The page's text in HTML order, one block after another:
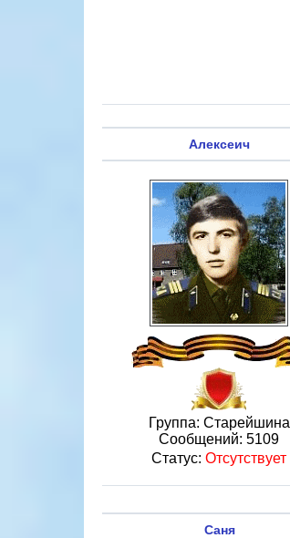
Алексеич
Группа: Старейшина
Сообщений: 5109
Статус: Отсутствует
Саня